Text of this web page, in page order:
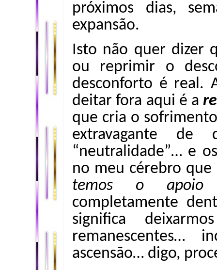
próximos dias,
expansão.
Isto não quer dizer
ou reprimir o
desconforto é real.
deitar fora aqui é a
que cria o
extravagante de
“neutralidade”… e
no meu cérebro que
temos o
completamente
significa
remanescentes…
ascensão… digo,